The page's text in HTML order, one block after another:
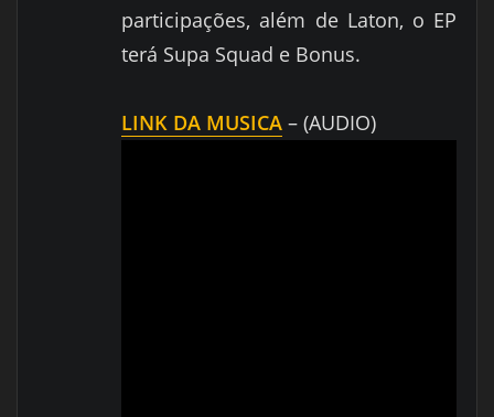
participações, além de Laton, o EP
terá Supa Squad e Bonus.
LINK DA MUSICA – (AUDIO)